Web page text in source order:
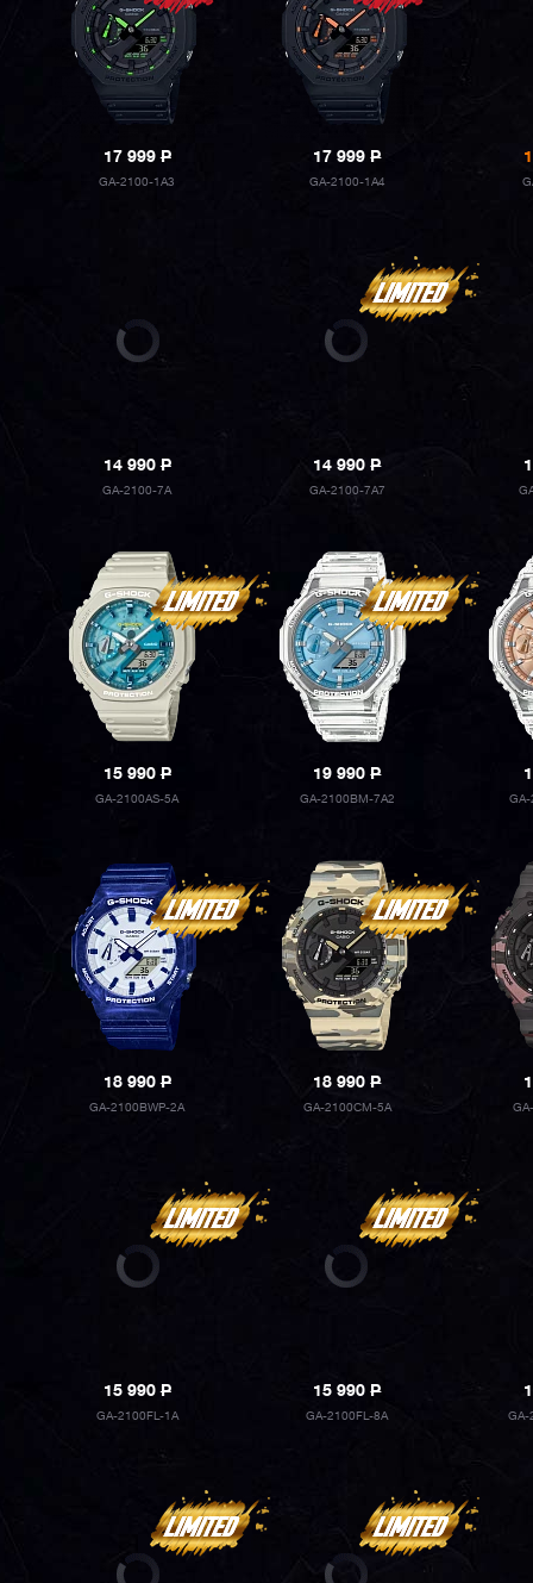
17 999P
GA-2100-1A3
17 999P
GA-2100-1A4
14 990P
GA-2100-7A
14 990P
GA-2100-7A7
15 990P
GA-2100AS-5A
19 990P
GA-2100BM-7A2
18 990P
GA-2100BWP-2A
18 990P
GA-2100CM-5A
15 990P
GA-2100FL-1A
15 990P
GA-2100FL-8A GA-